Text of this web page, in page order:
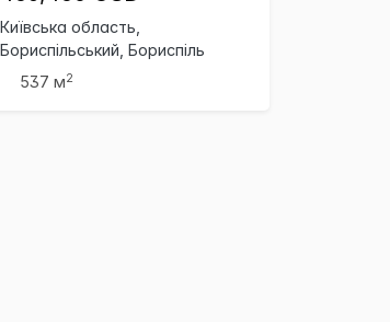
Київська область,
Бориспільський, Бориспіль
537 м2